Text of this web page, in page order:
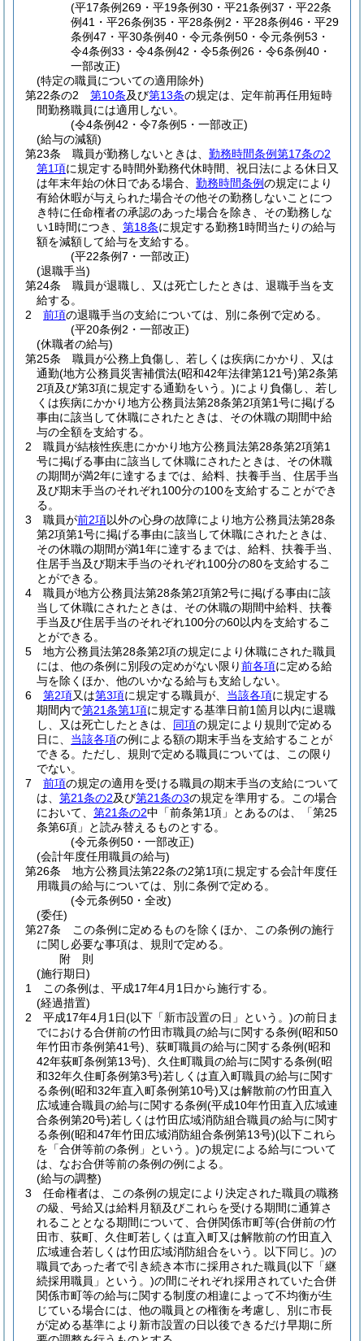
(平17条例269・平19条例30・平21条例37・平22条
例41・平26条例35・平28条例2・平28条例46・平29
条例47・平30条例40・令元条例50・令元条例53・
令4条例33・令4条例42・令5条例26・令6条例40・
一部改正)
(特定の職員についての適用除外)
第22条の2
第10条及び第13条の規定は、定年前再任用短時
間勤務職員には適用しない。
(令4条例42・令7条例5・一部改正)
(給与の減額)
第23条
職員が勤務しないときは、 勤務時間条例第17条の2
第1項に規定する時間外勤務代休時間、祝日法による休日又
は年末年始の休日である場合、 勤務時間条例の規定により
有給休暇が与えられた場合その他その勤務しないことにつ
き特に任命権者の承認のあった場合を除き、その勤務しな
い1時間につき、 第18条に規定する勤務1時間当たりの給与
額を減額して給与を支給する。
(平22条例7・一部改正)
(退職手当)
第24条
職員が退職し、又は死亡したときは、退職手当を支
給する。
2
前項の退職手当の支給については、別に条例で定める。
(平20条例2・一部改正)
(休職者の給与)
第25条
職員が公務上負傷し、若しくは疾病にかかり、又は
通勤(地方公務員災害補償法(昭和42年法律第121号)第2条第
2項及び第3項に規定する通勤をいう。)により負傷し、若し
くは疾病にかかり地方公務員法第28条第2項第1号に掲げる
事由に該当して休職にされたときは、その休職の期間中給
与の全額を支給する。
2
職員が結核性疾患にかかり地方公務員法第28条第2項第1
号に掲げる事由に該当して休職にされたときは、その休職
の期間が満2年に達するまでは、給料、扶養手当、住居手当
及び期末手当のそれぞれ100分の100を支給することができ
る。
3
職員が前2項以外の心身の故障により地方公務員法第28条
第2項第1号に掲げる事由に該当して休職にされたときは、
その休職の期間が満1年に達するまでは、給料、扶養手当、
住居手当及び期末手当のそれぞれ100分の80を支給するこ
とができる。
4
職員が地方公務員法第28条第2項第2号に掲げる事由に該
当して休職にされたときは、その休職の期間中給料、扶養
手当及び住居手当のそれぞれ100分の60以内を支給するこ
とができる。
5
地方公務員法第28条第2項の規定により休職にされた職員
には、他の条例に別段の定めがない限り前各項に定める給
与を除くほか、他のいかなる給与も支給しない。
6
第2項又は第3項に規定する職員が、 当該各項に規定する
期間内で第21条第1項に規定する基準日前1箇月以内に退職
し、又は死亡したときは、 同項の規定により規則で定める
日に、 当該各項の例による額の期末手当を支給することが
できる。 ただし、規則で定める職員については、この限り
でない。
7
前項の規定の適用を受ける職員の期末手当の支給について
は、 第21条の2及び第21条の3の規定を準用する。
この場合
において、 第21条の2中「前条第1項」とあるのは、「第25
条第6項」と読み替えるものとする。
(令元条例50・一部改正)
(会計年度任用職員の給与)
第26条
地方公務員法第22条の2第1項に規定する会計年度任
用職員の給与については、別に条例で定める。
(令元条例50・全改)
(委任)
第27条
この条例に定めるものを除くほか、この条例の施行
に関し必要な事項は、規則で定める。
附 則
(施行期日)
1
この条例は、平成17年4月1日から施行する。
(経過措置)
2
平成17年4月1日(以下「新市設置の日」という。)の前日ま
でにおける合併前の竹田市職員の給与に関する条例(昭和50
年竹田市条例第41号) 、荻町職員の給与に関する条例(昭和
42年荻町条例第13号) 、久住町職員の給与に関する条例(昭
和32年久住町条例第3号)若しくは直入町職員の給与に関す
る条例(昭和32年直入町条例第10号)又は解散前の竹田直入
広域連合職員の給与に関する条例(平成10年竹田直入広域連
合条例第20号)若しくは竹田広域消防組合職員の給与に関す
る条例(昭和47年竹田広域消防組合条例第13号)(以下これら
を「合併等前の条例」という。)の規定による給与について
は、なお合併等前の条例の例による。
(給与の調整)
3
任命権者は、この条例の規定により決定された職員の職務
の級、号給又は給料月額及びこれらを受ける期間に通算さ
れることとなる期間について、合併関係市町等(合併前の竹
田市、荻町、久住町若しくは直入町又は解散前の竹田直入
広域連合若しくは竹田広域消防組合をいう。以下同じ。)の
職員であった者で引き続き本市に採用された職員(以下「継
続採用職員」という。)の間にそれぞれ採用されていた合併
関係市町等の給与に関する制度の相違によって不均衡が生
じている場合には、他の職員との権衡を考慮し、別に市長
が定める基準により新市設置の日以後できるだけ早期に所